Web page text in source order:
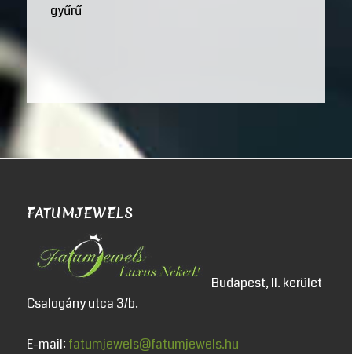
gyűrű
FATUMJEWELS
Budapest, II. kerület
Csalogány utca 3/b.
E-mail: fatumjewels@fatumjewels.hu